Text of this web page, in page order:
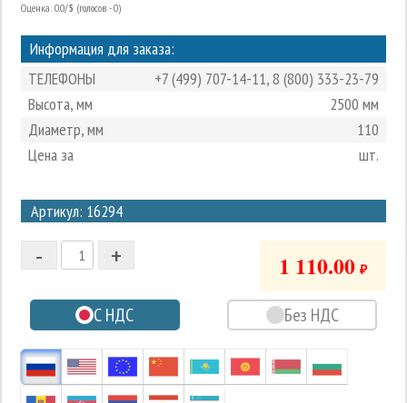
Оценка: 0.0/5 (голосов - 0)
Информация для заказа:
ТЕЛЕФОНЫ
+7 (499) 707-14-11,8 (800) 333-23-79
Высота, мм
2500 мм
Диаметр, мм
110
Цена за
шт.
Артикул: 16294
2
1
-1
+
- 1 110.00 ₽
С НДС Без НДС